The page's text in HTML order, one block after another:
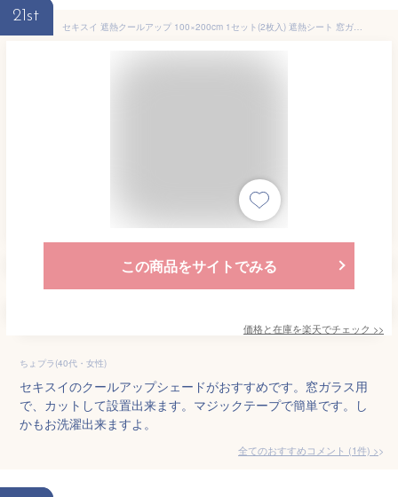
21st
セキスイ 遮熱クールアップ 100×200cm 1セット(2枚入) 遮熱シート 窓ガラス用 断熱 紫外線 UV カット
この商品をサイトでみる
価格と在庫を楽天でチェック >>
ちょプラ(40代・女性)
セキスイのクールアップシェードがおすすめです。窓ガラス用
で、カットして設置出来ます。マジックテープで簡単です。し
かもお洗濯出来ますよ。
全てのおすすめコメント (1件) >